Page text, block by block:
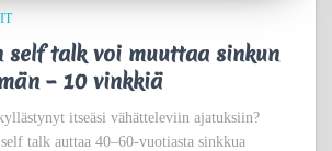
self talk voi muuttaa sinkun
– 10 vinkkiä
itseäsi vähätteleviin ajatuksiin?
talk auttaa 40–60-vuotiasta sinkkua